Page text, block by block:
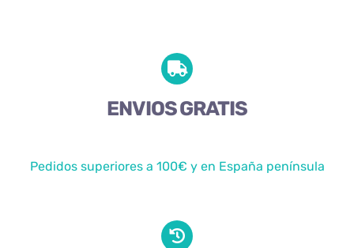
ENVIOS GRATIS
Pedidos superiores a 100€ y en España península